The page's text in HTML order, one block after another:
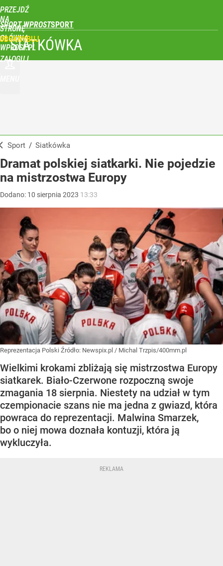
PRZEJDŹ
NA
STRONĘ
GŁÓWNĄ
WPROST.PL
SPORT WPROST
ZALOGUJ
SIATKÓWKA
Sport / Siatkówka
Dramat polskiej siatkarki. Nie pojedzie
na mistrzostwa Europy
Dodano: 10 sierpnia 2023 13:33
Reprezentacja Polski Źródło: Newspix.pl / Michal Trzpis/400mm.pl
Wielkimi krokami zbliżają się mistrzostwa Europy
siatkarek. Biało-Czerwone rozpoczną swoje
zmagania 18 sierpnia. Niestety na udział w tym
czempionacie szans nie ma jedna z gwiazd, która
powraca do reprezentacji. Malwina Smarzek,
bo o niej mowa doznała kontuzji, która ją
wykluczyła.